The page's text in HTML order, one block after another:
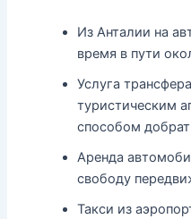
Из Анталии на
время в пути
Услуга
туристическим
способом
Аренда
свободу
Такси из